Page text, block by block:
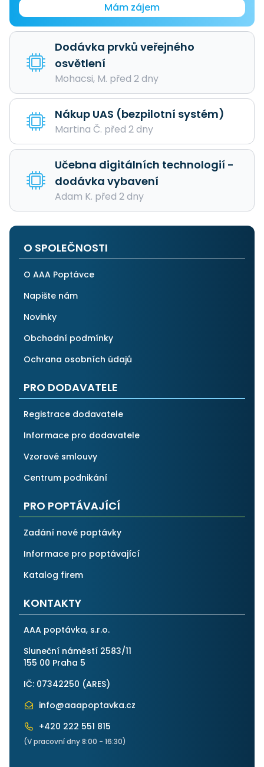
Mám zájem
Dodávka prvků veřejného
osvětlení
Mohacsi, M. před 2 dny
Nákup UAS (bezpilotní systém)
Martina Č. před 2 dny
Učebna digitálních technologií -
dodávka vybavení
Adam K. před 2 dny
O SPOLEČNOSTI
O AAA Poptávce
Napište nám
Novinky
Obchodní podmínky
Ochrana osobních údajů
PRO DODAVATELE
Registrace dodavatele
Informace pro dodavatele
Vzorové smlouvy
Centrum podnikání
PRO POPTÁVAJÍCÍ
Zadání nové poptávky
Informace pro poptávající
Katalog firem
KONTAKTY
AAA poptávka, s.r.o.
Sluneční náměstí 2583/11
155 00 Praha 5
IČ: 07342250 (ARES)
info@aaapoptavka.cz
+420 222 551 815
(V pracovní dny 8:00 - 16:30)